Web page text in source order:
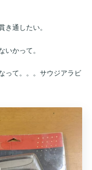
通したい。
かって。
って。。。サウジアラビ